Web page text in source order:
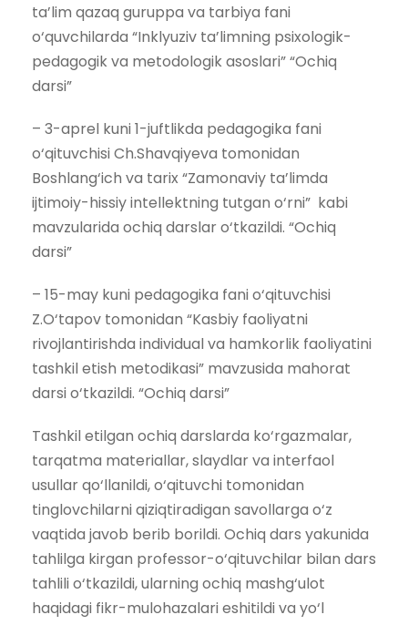
ta’lim qazaq guruppa va tarbiya fani
o‘quvchilarda “Inklyuziv ta’limning psixologik-
pedagogik va metodologik asoslari” “Ochiq
darsi”
– 3-aprel kuni 1-juftlikda pedagogika fani
o‘qituvchisi Ch.Shavqiyeva tomonidan
Boshlang‘ich va tarix “Zamonaviy ta’limda
ijtimoiy-hissiy intellektning tutgan o‘rni” kabi
mavzularida ochiq darslar o‘tkazildi. “Ochiq
darsi”
– 15-may kuni pedagogika fani o‘qituvchisi
Z.O‘tapov tomonidan “Kasbiy faoliyatni
rivojlantirishda individual va hamkorlik faoliyatini
tashkil etish metodikasi” mavzusida mahorat
darsi o‘tkazildi. “Ochiq darsi”
Tashkil etilgan ochiq darslarda ko‘rgazmalar,
tarqatma materiallar, slaydlar va interfaol
usullar qo‘llanildi, o‘qituvchi tomonidan
tinglovchilarni qiziqtiradigan savollarga o‘z
vaqtida javob berib borildi. Ochiq dars yakunida
tahlilga kirgan professor-o‘qituvchilar bilan dars
tahlili o‘tkazildi, ularning ochiq mashg‘ulot
haqidagi fikr-mulohazalari eshitildi va yo‘l